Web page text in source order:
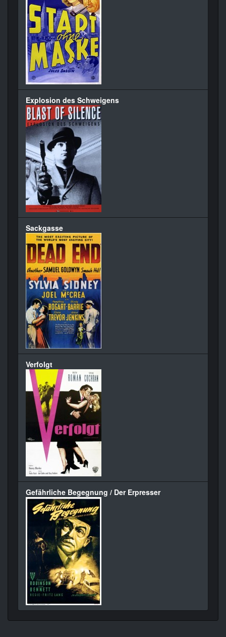
Explosion des Schweigens
Sackgasse
Verfolgt
Gefährliche Begegnung / Der Erpresser